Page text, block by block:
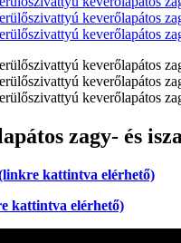
zagy- és
kattintva elérhető)
kattintva elérhető)